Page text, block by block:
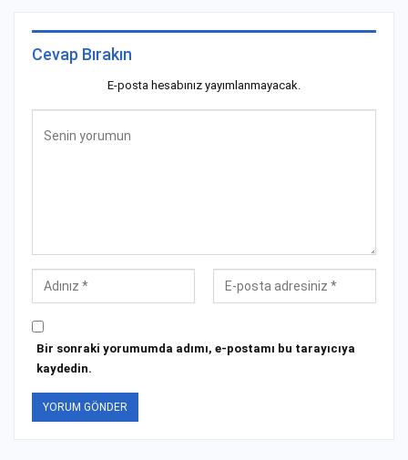
Cevap Bırakın
E-posta hesabınız yayımlanmayacak.
Bir sonraki yorumumda adımı, e-postamı bu tarayıcıya
kaydedin.